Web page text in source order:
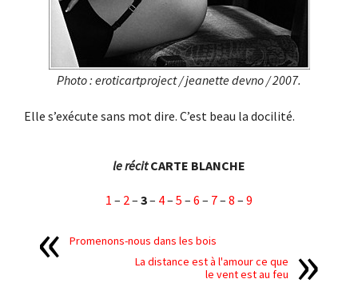
Photo : eroticartproject / jeanette devno / 2007.
Elle s’exécute sans mot dire. C’est beau la docilité.
le récitCARTE BLANCHE
1 – 2– 3– 4– 5 – 6 – 7– 8 – 9
Promenons-nous dans les bois
La distance est à l'amour ce que
le vent est au feu